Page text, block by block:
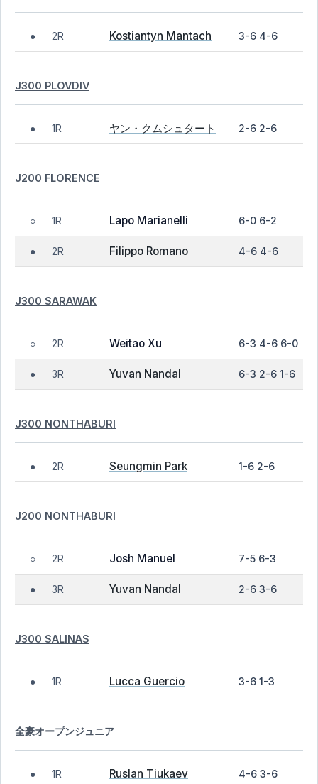
● 2R Kostiantyn Mantach 3-6 4-6
J300 PLOVDIV
● 1R ヤン・クムシュタート 2-6 2-6
J200 FLORENCE
○ 1R Lapo Marianelli 6-0 6-2
● 2R Filippo Romano 4-6 4-6
J300 SARAWAK
○ 2R Weitao Xu 6-3 4-6 6-0
● 3R Yuvan Nandal 6-3 2-6 1-6
J300 NONTHABURI
● 2R Seungmin Park 1-6 2-6
J200 NONTHABURI
○ 2R Josh Manuel 7-5 6-3
● 3R Yuvan Nandal 2-6 3-6
J300 SALINAS
● 1R Lucca Guercio 3-6 1-3
全豪オープンジュニア
● 1R Ruslan Tiukaev 4-6 3-6